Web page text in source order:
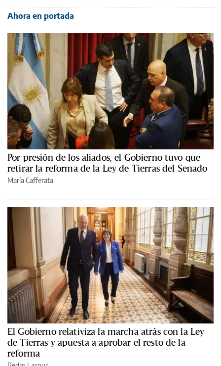
Ahora en portada
Por presión de los aliados, el Gobierno tuvo que
retirar la reforma de la Ley de Tierras del Senado
María Cafferata
El Gobierno relativiza la marcha atrás con la Ley
de Tierras y apuesta a aprobar el resto de la
reforma